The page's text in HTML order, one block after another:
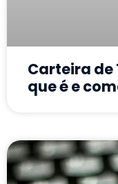
Carteira de
que é e